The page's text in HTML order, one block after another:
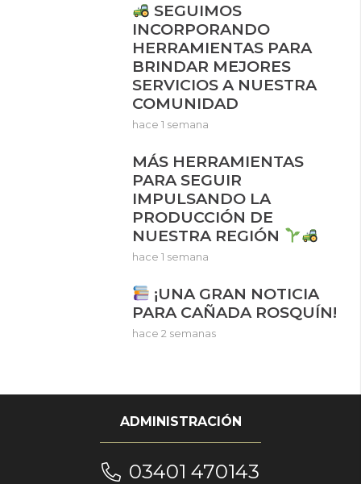
SEGUIMOS
INCORPORANDO
HERRAMIENTAS PARA
BRINDAR MEJORES
SERVICIOS A NUESTRA
COMUNIDAD
hace 1 semana
MÁS HERRAMIENTAS
PARA SEGUIR
IMPULSANDO LA
PRODUCCIÓN DE
NUESTRA REGIÓN
hace 1 semana
¡UNA GRAN NOTICIA
PARA CAÑADA ROSQUÍN!
hace 2 semanas
ADMINISTRACIÓN
03401 470143